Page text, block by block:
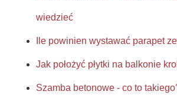
wiedzieć
Ile powinien wystawać parapet
Jak położyć płytki na balkonie
Szamba betonowe - co to